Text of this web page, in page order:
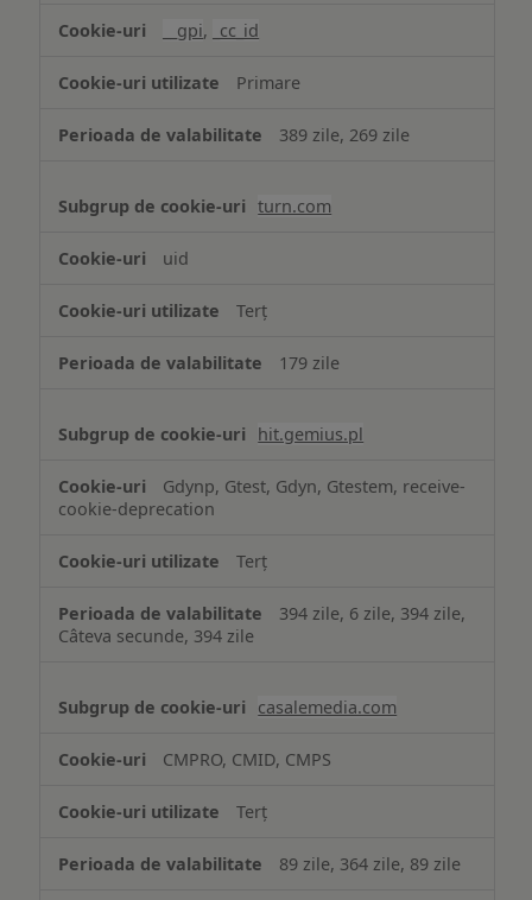
__gpi, _cc_id
Primare
389 zile, 269 zile
turn.com
uid
Terț
179 zile
hit.gemius.pl
Gdynp, Gtest, Gdyn, Gtestem, receive-
cookie-deprecation
Terț
394 zile, 6 zile, 394 zile,
Câteva secunde, 394 zile
casalemedia.com
CMPRO, CMID, CMPS
Terț
89 zile, 364 zile, 89 zile